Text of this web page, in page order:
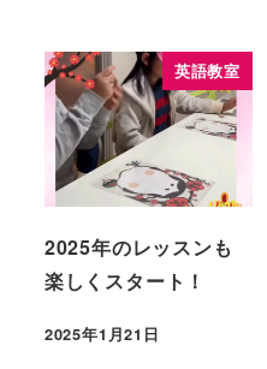
英語教室
2025年のレッスンも
楽しくスタート！
2025年1月21日